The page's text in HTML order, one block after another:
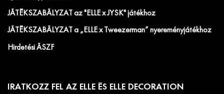
JÁTÉKSZABÁLYZAT az "ELLE x JYSK" játékhoz
JÁTÉKSZABÁLYZAT a „ELLE x Tweezerman” nyereményjátékhoz
Hirdetési ÁSZF
IRATKOZZ FEL AZ ELLE ÉS ELLE DECORATION